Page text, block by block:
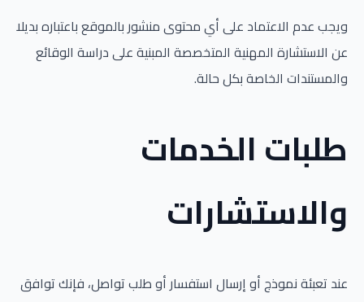
ويجب عدم الاعتماد على أي محتوى منشور بالموقع باعتباره بديلا
عن الاستشارة المهنية المتخصصة المبنية على دراسة الوقائع
والمستندات الخاصة بكل حالة.
طلبات الخدمات
والاستشارات
عند تعبئة نموذج أو إرسال استفسار أو طلب تواصل، فإنك توافق